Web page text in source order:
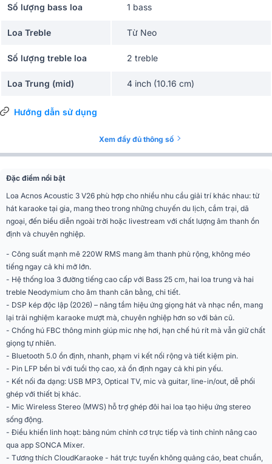
Số lượng bass loa 1 bass
Loa Treble Từ Neo
Số lượng treble loa 2 treble
Loa Trung (mid) 4 inch (10.16 cm)
Số lượng loa Mid
220W
Nguồn sử dụng Pin
Thời gian sử dụng
Phím điều khiển nút bấm - vặn cơ học
Số đường tiếng
Ứng dụng mở rộng Picnic, Du lịch, Camping
Tiện ích
kèm 2 micro không dây UHF, Kết
nối nhiều loa, Có ứng dụng
CloudKaraoke
Ứng dụng điều khiển
trên điện thoại
có
Phân khúc Giá rẻ
Loại thùng Thùng gỗ bọc da Đen
Pin sạc LFP 12.8V-12Ah (153.6Wh)
Điện áp sử dụng
110~240VAC, 50/60Hz
MP3 USB (type A), OPTICAL (IN),
Hướng dẫn sử dụng
Xem đầy đủ thông số
Đặc điểm nổi bật
Loa Acnos Acoustic 3 V26 phù hợp cho nhiều nhu cầu giải trí khác nhau: từ
hát karaoke tại gia, mang theo trong những chuyến du lịch, cắm trại, dã
ngoại, đến biểu diễn ngoài trời hoặc livestream với chất lượng âm thanh ổn
định và chuyên nghiệp.
- Công suất mạnh mẽ 220W RMS mang âm thanh phủ rộng, không méo
tiếng ngay cả khi mở lớn.
- Hệ thống loa 3 đường tiếng cao cấp với Bass 25 cm, hai loa trung và hai
treble Neodymium cho âm thanh cân bằng, chi tiết.
- DSP kép độc lập (2026) – nâng tầm hiệu ứng giọng hát và nhạc nền, mang
lại trải nghiệm karaoke mượt mà, chuyên nghiệp hơn so với bản cũ.
- Chống hú FBC thông minh giúp mic nhẹ hơi, hạn chế hú rít mà vẫn giữ chất
giọng tự nhiên.
- Bluetooth 5.0 ổn định, nhanh, phạm vi kết nối rộng và tiết kiệm pin.
- Pin LFP bền bỉ với tuổi thọ cao, xả ổn định ngay cả khi pin yếu.
- Kết nối đa dạng: USB MP3, Optical TV, mic và guitar, line-in/out, dễ phối
ghép với thiết bị khác.
- Mic Wireless Stereo (MWS) hỗ trợ ghép đôi hai loa tạo hiệu ứng stereo
sống động.
- Điều khiển linh hoạt: bảng núm chỉnh cơ trực tiếp và tinh chỉnh nâng cao
qua app SONCA Mixer.
- Tương thích CloudKaraoke - hát trực tuyến không quảng cáo, beat chuẩn,